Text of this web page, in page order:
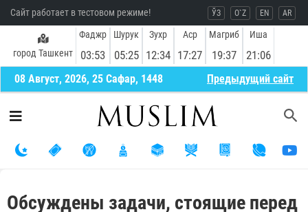
Сайт работает в тестовом режиме! ЎЗ O`Z EN AR
город Ташкент
Фаджр
03:53
Шурук
05:25
Зухр
12:34
Аср
17:27
Магриб
19:37
Иша
21:06
08 Август, 2026, 25 Сафар, 1448 Предыдущий сайт
Обсуждены задачи, стоящие перед